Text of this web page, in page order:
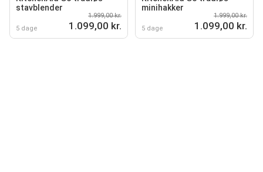
stavblender
5 dage
1.999,00 kr.
1.099,00 kr.
minihakker
5 dage
1.999,00 kr.
1.099,00 kr.